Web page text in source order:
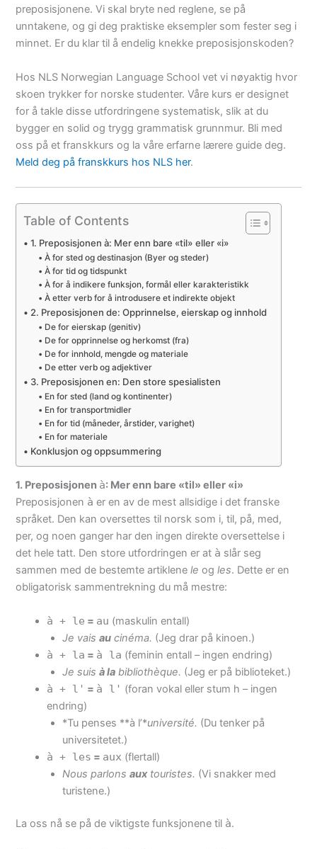
preposisjonene. Vi skal bryte ned reglene, se på
unntakene, og gi deg praktiske eksempler som fester seg i
minnet. Er du klar til å endelig knekke preposisjonskoden?
Hos NLS Norwegian Language School vet vi nøyaktig hvor
skoen trykker for norske studenter. Våre kurs er designet
for å takle disse utfordringene systematisk, slik at du
bygger en solid og trygg grammatisk grunnmur. Bli med
oss på et franskkurs og la våre erfarne lærere guide deg.
Meld deg på franskkurs hos NLS her.
Table of Contents
1. Preposisjonen à: Mer enn bare «til» eller «i»
À for sted og destinasjon (Byer og steder)
À for tid og tidspunkt
À for å indikere funksjon, formål eller karakteristikk
À etter verb for å introdusere et indirekte objekt
2. Preposisjonen de: Opprinnelse, eierskap og innhold
De for eierskap (genitiv)
De for opprinnelse og herkomst (fra)
De for innhold, mengde og materiale
De etter verb og adjektiver
3. Preposisjonen en: Den store spesialisten
En for sted (land og kontinenter)
En for transportmidler
En for tid (måneder, årstider, varighet)
En for materiale
Konklusjon og oppsummering
1. Preposisjonen à: Mer enn bare «til» eller «i»
Preposisjonen à er en av de mest allsidige i det franske
språket. Den kan oversettes til norsk som i, til, på, med,
per, og noen ganger har den ingen direkte oversettelse i
det hele tatt. Den store utfordringen er at à slår seg
sammen med de bestemte artiklenele ogles. Dette er en
obligatorisk sammentrekning du må mestre:
à + le = au (maskulin entall)
Je vaisau cinéma. (Jeg drar på kinoen.)
à + la = à la (feminin entall – ingen endring)
Je suisà la bibliothèque. (Jeg er på biblioteket.)
à + l' = à l' (foran vokal eller stum h – ingen
endring)
*Tu penses **à l’*université. (Du tenker på
universitetet.)
à + les = aux (flertall)
Nous parlonsauxtouristes. (Vi snakker med
turistene.)
La oss nå se på de viktigste funksjonene til à.